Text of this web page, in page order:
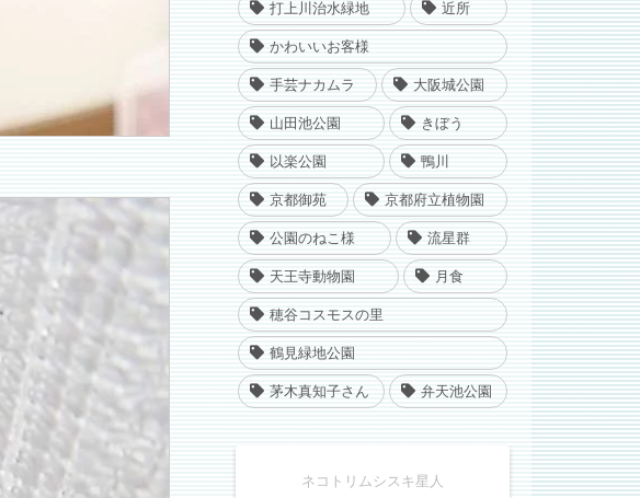
打上川治水緑地 近所
かわいいお客様
手芸ナカムラ 大阪城公園
山田池公園 きぼう
以楽公園 鴨川
京都御苑 京都府立植物園
公園のねこ様 流星群
天王寺動物園 月食
穂谷コスモスの里
鶴見緑地公園
茅木真知子さん 弁天池公園
ネコトリムシスキ星人